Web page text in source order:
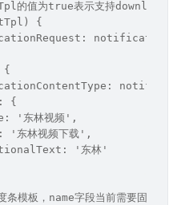
值为true表示支持
{
{
{
'东林视频',
东林视频下载',
'东林'
模板，name字段当前需要固定配